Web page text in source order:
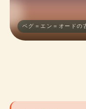
ベグ＝エン＝オードの